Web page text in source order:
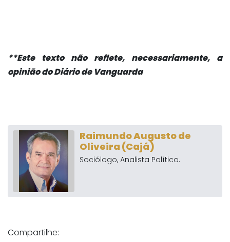
**Este texto não reflete, necessariamente, a
opinião do Diário de Vanguarda
Raimundo Augusto de
Oliveira (Cajá)
Sociólogo, Analista Político.
Compartilhe: